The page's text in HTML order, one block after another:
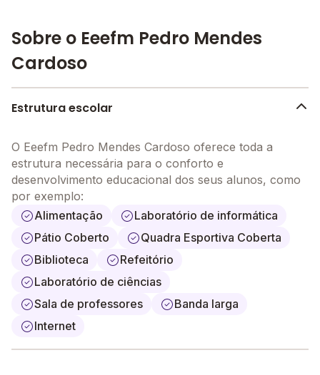
Sobre o Eeefm Pedro Mendes
Cardoso
Estrutura escolar
O Eeefm Pedro Mendes Cardoso oferece toda a
estrutura necessária para o conforto e
desenvolvimento educacional dos seus alunos, como
por exemplo:
Alimentação
Laboratório de informática
Pátio Coberto
Quadra Esportiva Coberta
Biblioteca
Refeitório
Laboratório de ciências
Sala de professores
Banda larga
Internet